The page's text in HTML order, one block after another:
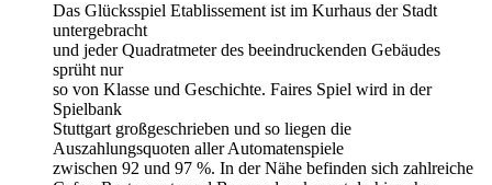
Das Glücksspiel Etablissement ist im Kurhaus der Stadt
untergebracht
und jeder Quadratmeter des beeindruckenden Gebäudes
sprüht nur
so von Klasse und Geschichte. Faires Spiel wird in der
Spielbank
Stuttgart großgeschrieben und so liegen die
Auszahlungsquoten aller Automatenspiele
zwischen 92 und 97 %. In der Nähe befinden sich zahlreiche